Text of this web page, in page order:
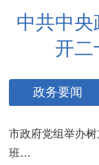
中共中
开
政务要闻
市政府党组举办
班…